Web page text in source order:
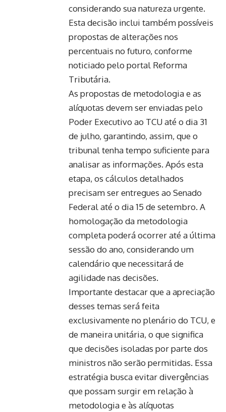
considerando sua natureza urgente.
Esta decisão inclui também possíveis
propostas de alterações nos
percentuais no futuro, conforme
noticiado pelo portal Reforma
Tributária.
As propostas de metodologia e as
alíquotas devem ser enviadas pelo
Poder Executivo ao TCU até o dia 31
de julho, garantindo, assim, que o
tribunal tenha tempo suficiente para
analisar as informações. Após esta
etapa, os cálculos detalhados
precisam ser entregues ao Senado
Federal até o dia 15 de setembro. A
homologação da metodologia
completa poderá ocorrer até a última
sessão do ano, considerando um
calendário que necessitará de
agilidade nas decisões.
Importante destacar que a apreciação
desses temas será feita
exclusivamente no plenário do TCU, e
de maneira unitária, o que significa
que decisões isoladas por parte dos
ministros não serão permitidas. Essa
estratégia busca evitar divergências
que possam surgir em relação à
metodologia e às alíquotas